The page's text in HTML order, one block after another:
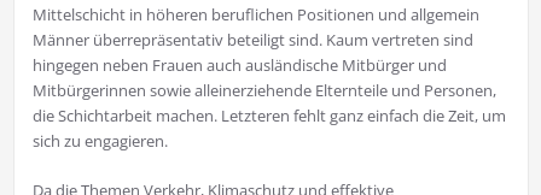
Mittelschicht in höheren beruflichen Positionen und allgemein
Männer überrepräsentativ beteiligt sind. Kaum vertreten sind
hingegen neben Frauen auch ausländische Mitbürger und
Mitbürgerinnen sowie alleinerziehende Elternteile und Personen,
die Schichtarbeit machen. Letzteren fehlt ganz einfach die Zeit, um
sich zu engagieren.